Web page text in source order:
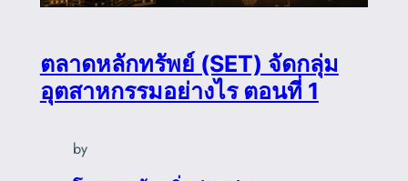
ตลาดหลักทรัพย์ (SET) จัดกลุ่ม
อุตสาหกรรมอย่างไร ตอนที่ 1
by